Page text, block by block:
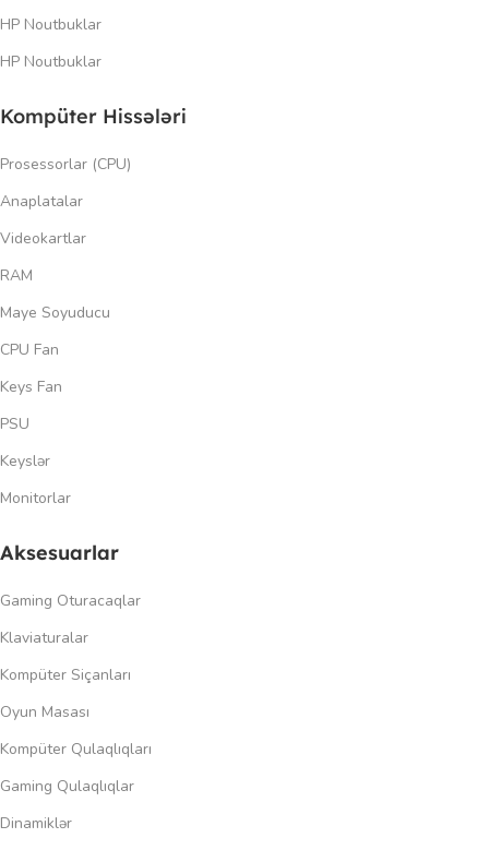
HP Noutbuklar
HP Noutbuklar
Kompüter Hissələri
Prosessorlar (CPU)
Anaplatalar
Videokartlar
RAM
Maye Soyuducu
CPU Fan
Keys Fan
PSU
Keyslər
Monitorlar
Aksesuarlar
Gaming Oturacaqlar
Klaviaturalar
Kompüter Siçanları
Oyun Masası
Kompüter Qulaqlıqları
Gaming Qulaqlıqlar
Dinamiklər